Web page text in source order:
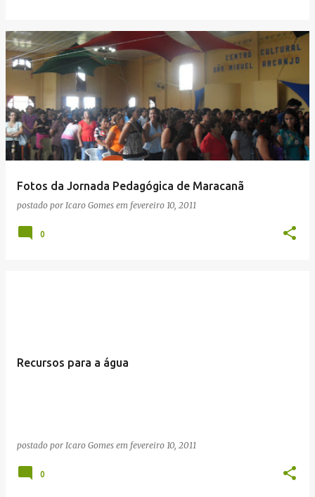
Fotos da Jornada Pedagógica de Maracanã
postado por Icaro Gomes em fevereiro 10, 2011
0
Recursos para a água
postado por Icaro Gomes em fevereiro 10, 2011
0